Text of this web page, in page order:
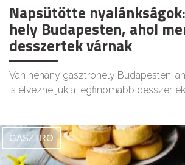
Napsütötte
hely Budapesten, ahol
desszertek várnak
Van néhány gasztrohely Budapesten,
is élvezhetjük a legfinomabb
GASZTRO